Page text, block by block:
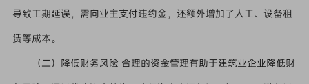
导致工期延误，需向业主支付违约金，还额外增加了人工、设备租
赁等成本。
（二）降低财务风险 合理的资金管理有助于建筑业企业降低财